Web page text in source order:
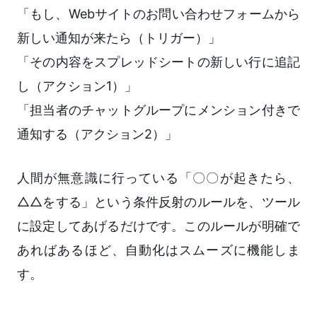
「もし、Webサイトのお問い合わせフォームから
新しい通知が来たら（トリガー）」
「その内容をスプレッドシートの新しい行に追記
し（アクション1）」
「担当者のチャットグループにメンション付きで
通知する（アクション2）」
人間が無意識に行っている「〇〇が起きたら、
△△をする」という条件反射のルールを、ツール
に設定してあげるだけです。このルールが明確で
あればあるほど、自動化はスムーズに機能しま
す。